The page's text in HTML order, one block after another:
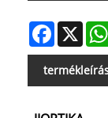
Facebook
X